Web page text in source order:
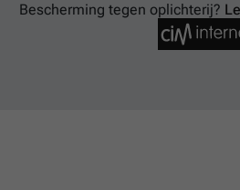
Bescherming tegen oplichterij?